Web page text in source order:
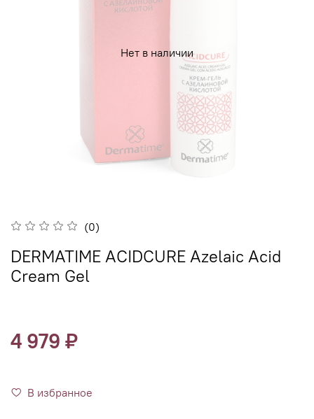
Нет в наличии
(0)
DERMATIME ACIDCURE Azelaic Acid
Cream Gel
4 979 ₽
В избранное